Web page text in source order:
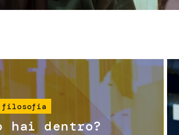
Immagine
filosofia
hai dentro?